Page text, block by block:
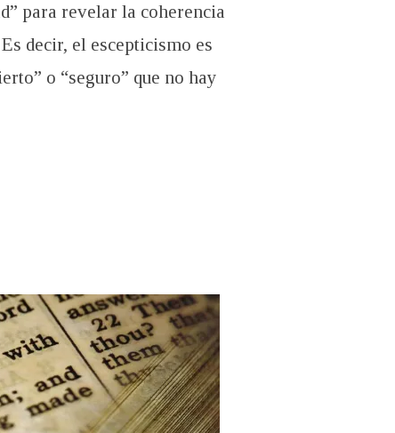
para revelar la coherencia
decir, el escepticismo es
o “seguro” que no hay